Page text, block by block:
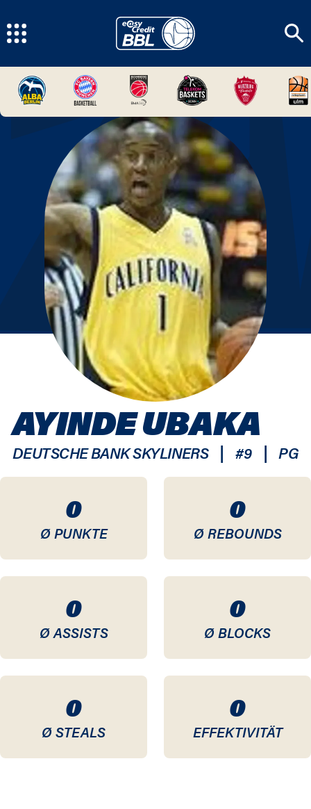
0
Ø PUNKTE
0
Ø REBOUNDS
0
Ø ASSISTS
0
Ø BLOCKS
0
Ø STEALS
0
EFFEKTIVITÄT
AYINDE UBAKA
DEUTSCHE BANK SKYLINERS | #9 | PG